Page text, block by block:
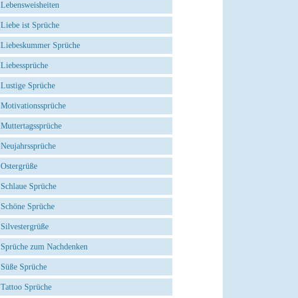
Lebensweisheiten
Liebe ist Sprüche
Liebeskummer Sprüche
Liebessprüche
Lustige Sprüche
Motivationssprüche
Muttertagssprüche
Neujahrssprüche
Ostergrüße
Schlaue Sprüche
Schöne Sprüche
Silvestergrüße
Sprüche zum Nachdenken
Süße Sprüche
Tattoo Sprüche